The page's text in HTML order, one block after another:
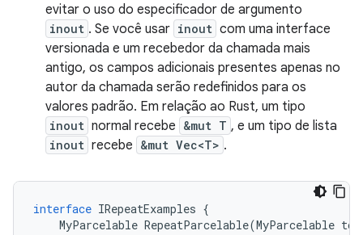
evitar o uso do especificador de argumento
inout . Se você usar inout com uma interface
versionada e um recebedor da chamada mais
antigo, os campos adicionais presentes apenas no
autor da chamada serão redefinidos para os
valores padrão. Em relação ao Rust, um tipo
inout normal recebe &mut T , e um tipo de lista
inout recebe &mut Vec<T> .
interface IRepeatExamples {
MyParcelable RepeatParcelable(MyParcelable